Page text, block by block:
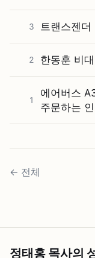
3 트랜스젠더
2 한동훈 비
1
에어버스
주문하는
← 전체
정태홍 목사의